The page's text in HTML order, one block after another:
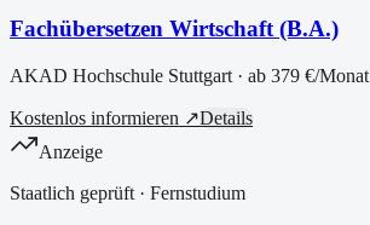
Fachübersetzen Wirtschaft (B.A.)
AKAD Hochschule Stuttgart · ab 379 €/Monat
Kostenlos informieren ↗Details
Anzeige
Staatlich geprüft · Fernstudium